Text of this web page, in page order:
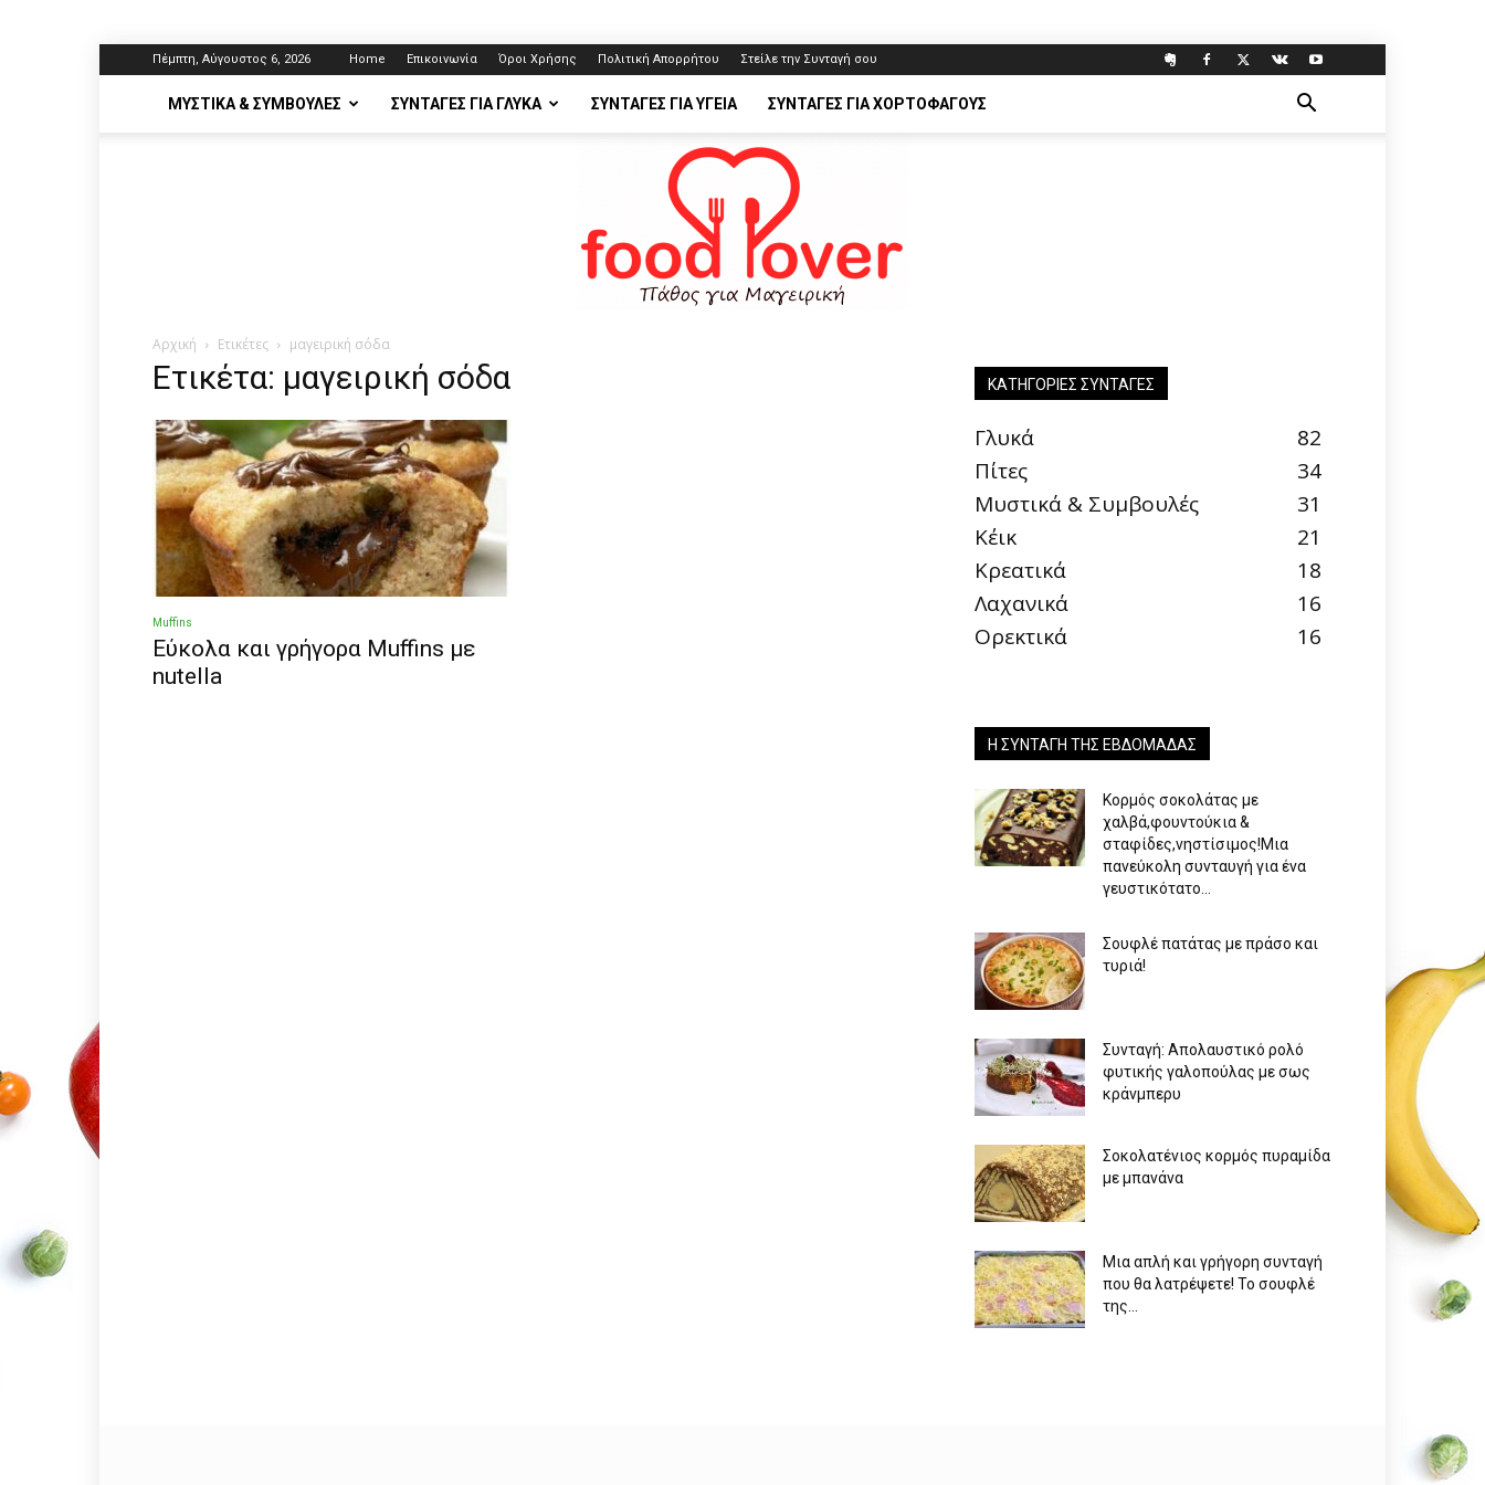
Πέμπτη, Αύγουστος 6, 2026 Home Επικοινωνία Όροι Χρήσης Πολιτική Απορρήτου Στείλε την Συνταγή σου
ΜΥΣΤΙΚΆ & ΣΥΜΒΟΥΛΈΣ ΣΥΝΤΑΓΈΣ ΓΙΑ ΓΛΥΚΆ ΣΥΝΤΑΓΈΣ ΓΙΑ ΥΓΕΊΑ ΣΥΝΤΑΓΈΣ ΓΙΑ ΧΟΡΤΟΦΆΓΟΥΣ
Αρχική Ετικέτες μαγειρική σόδα
Ετικέτα: μαγειρική σόδα
Muffins
Εύκολα και γρήγορα Muffins με
nutella
ΚΑΤΗΓΟΡΊΕΣ ΣΥΝΤΑΓΈΣ
Γλυκά
82
Πίτες
34
Μυστικά & Συμβουλές
31
Κέικ
21
Κρεατικά
18
Λαχανικά
16
Ορεκτικά
16
Η ΣΥΝΤΑΓΉ ΤΗΣ ΕΒΔΟΜΆΔΑΣ
Κορμός σοκολάτας με
χαλβά,φουντούκια &
σταφίδες,νηστίσιμος!Μια
πανεύκολη συνταυγή για ένα
γευστικότατο...
Σουφλέ πατάτας με πράσο και
τυριά!
Συνταγή: Απολαυστικό ρολό
φυτικής γαλοπούλας με σως
κράνμπερυ
Σοκολατένιος κορμός πυραμίδα
με μπανάνα
Μια απλή και γρήγορη συνταγή
που θα λατρέψετε! Το σουφλέ
της...